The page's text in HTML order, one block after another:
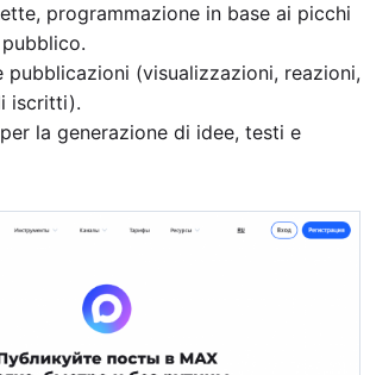
programmazione in base ai picchi
pubblicazioni (visualizzazioni, reazioni,
iscritti).
la generazione di idee, testi e